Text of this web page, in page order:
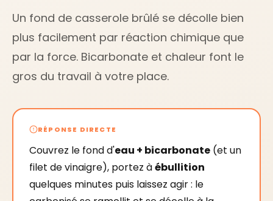
Un fond de casserole brûlé se décolle bien
plus facilement par réaction chimique que
par la force. Bicarbonate et chaleur font le
gros du travail à votre place.
RÉPONSE DIRECTE
Couvrez le fond d'eau + bicarbonate (et un
filet de vinaigre), portez àébullition
quelques minutes puis laissez agir : le